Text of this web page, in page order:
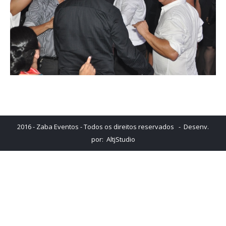
2016 - Zaba Eventos - Todos os direitos reservados - Desenv.
por: AltjStudio